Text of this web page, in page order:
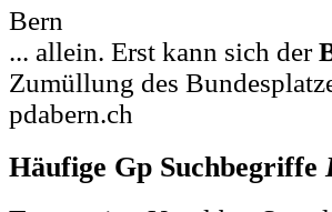
Bern
... allein. Erst kann sich der
Zumüllung des
pdabern.ch
Häufige Gp Suchbegriffe